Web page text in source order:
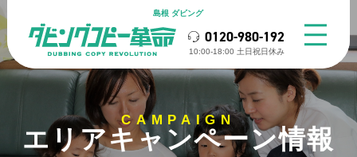
島根 ダビング
0120-980-192
10:00-18:00 ⼟⽇祝⽇休み
CAMPAIGN
エリアキャンペーン情報